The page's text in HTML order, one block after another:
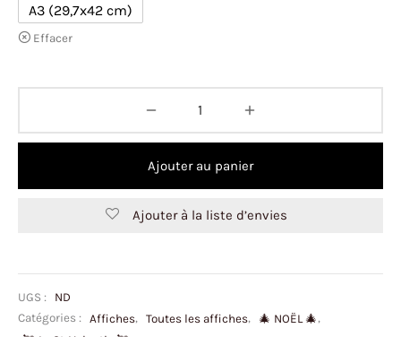
A3 (29,7x42 cm)
Effacer
Ajouter au panier
Ajouter à la liste d’envies
UGS :
ND
Catégories : Affiches, Toutes les affiches, 🎄 NOËL 🎄 ,